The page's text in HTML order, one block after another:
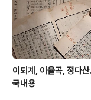
경인선이며 경부선하는
970년 개통한 경부고속도
이퇴계, 이율곡, 정다
국내용